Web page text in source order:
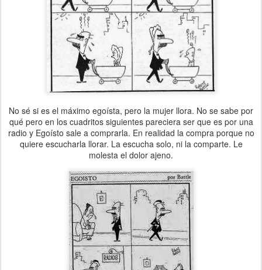
No sé si es el máximo egoísta, pero la mujer llora. No se sabe por
qué pero en los cuadritos siguientes pareciera ser que es por una
radio y Egoísto sale a comprarla. En realidad la compra porque no
quiere escucharla llorar. La escucha solo, ni la comparte. Le
molesta el dolor ajeno.